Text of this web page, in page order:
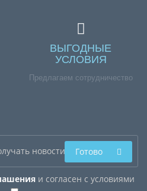
ВЫГОДНЫЕ
УСЛОВИЯ
Предлагаем сотрудничество
и согласен с условиями
Готово